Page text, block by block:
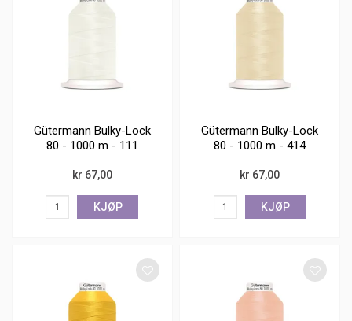
Gütermann Bulky-Lock
80 - 1000 m - 111
kr 67,00
KJØP
Gütermann Bulky-Lock
80 - 1000 m - 414
kr 67,00
KJØP